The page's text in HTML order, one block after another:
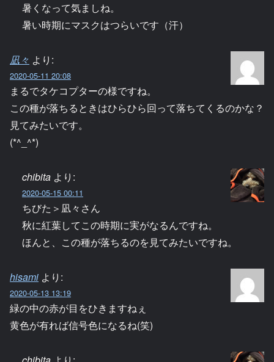
暑くなって気ましね。
暑い時期にマスクはつらいです（汗）
凪々 より:
2020-05-11 20:08
まるでタケコプターの様ですね。
この種が落ちるときはひらひら回って落ちてくるのかな？
見てみたいです。
(*^_^*)
chibita より:
2020-05-15 00:11
ちびた＞凪々さん
秋に紅葉してこの時期に実がなるんですね。
ほんと、この種が落ちるのを見てみたいですね。
hisami より:
2020-05-13 13:19
緑の中の赤が目をひきますねぇ
黄色が有れば信号色になるね(笑)